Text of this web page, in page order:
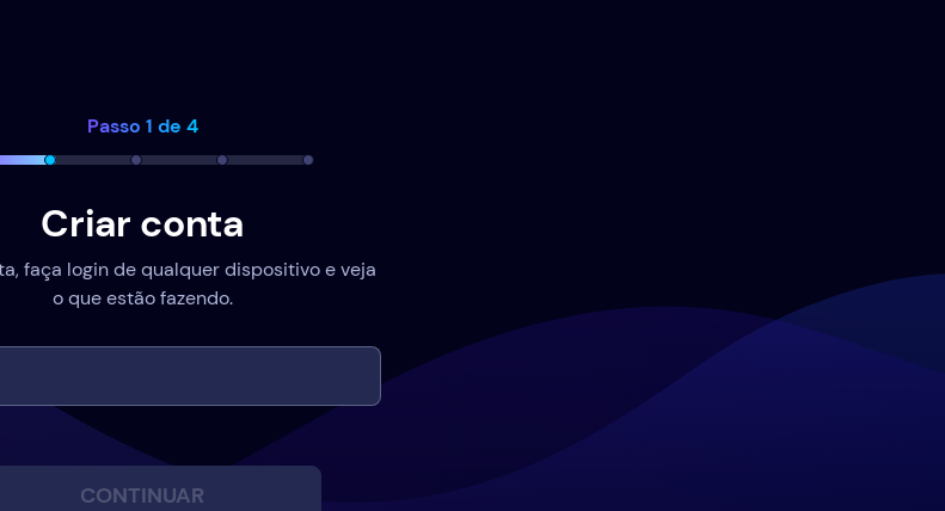
Passo 1 de 4
Criar conta
faça login de qualquer dispositivo e veja
o que estão fazendo.
CONTINUAR